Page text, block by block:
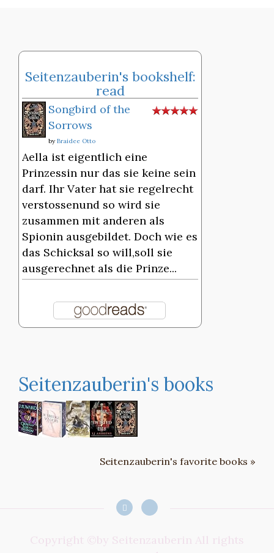
Seitenzauberin's bookshelf:
read
Songbird of the
Sorrows
by Braidee Otto
Aella ist eigentlich eine
Prinzessin nur das sie keine sein
darf. Ihr Vater hat sie regelrecht
verstossenund so wird sie
zusammen mit anderen als
Spionin ausgebildet. Doch wie es
das Schicksal so will,soll sie
ausgerechnet als die Prinze...
Seitenzauberin's books
Seitenzauberin's favorite books »
Copyright ©by Seitenzauberin All rights